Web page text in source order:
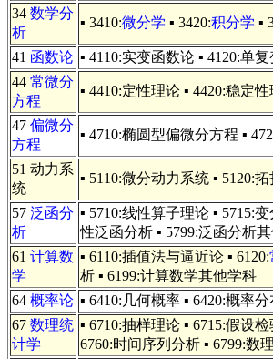
34 数学分
析
▪ 3410:微分学 ▪ 3420:积分学 ▪
41 函数论 ▪ 4110:实变函数论 ▪ 4120:单
44 常微分
方程
▪ 4410:定性理论 ▪ 4420:稳定
47 偏微分
方程
▪ 4710:椭圆型偏微分方程 ▪
51 动力系
统
▪ 5110:微分动力系统 ▪ 5120:
57 泛函分
析
▪ 5710:线性算子理论 ▪ 5715:
性泛函分析 ▪ 5799:泛函分析
61 计算数
学
▪ 6110:插值法与逼近论 ▪ 6120:
析 ▪ 6199:计算数学其他学科
64 概率论 ▪ 6410:几何概率 ▪ 6420:概率
67 数理统
计学
▪ 6710:抽样理论 ▪ 6715:假设
6760:时间序列分析 ▪ 6799:数